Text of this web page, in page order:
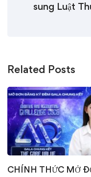
sung Luật
Related Posts
CHÍNH THỨC MỞ